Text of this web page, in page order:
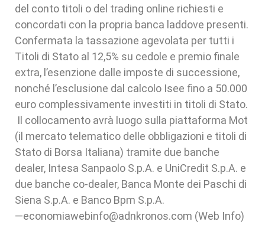
del conto titoli o del trading online richiesti e
concordati con la propria banca laddove presenti.
Confermata la tassazione agevolata per tutti i
Titoli di Stato al 12,5% su cedole e premio finale
extra, l’esenzione dalle imposte di successione,
nonché l’esclusione dal calcolo Isee fino a 50.000
euro complessivamente investiti in titoli di Stato.
Il collocamento avrà luogo sulla piattaforma Mot
(il mercato telematico delle obbligazioni e titoli di
Stato di Borsa Italiana) tramite due banche
dealer, Intesa Sanpaolo S.p.A. e UniCredit S.p.A. e
due banche co-dealer, Banca Monte dei Paschi di
Siena S.p.A. e Banco Bpm S.p.A.
—economiawebinfo@adnkronos.com (Web Info)